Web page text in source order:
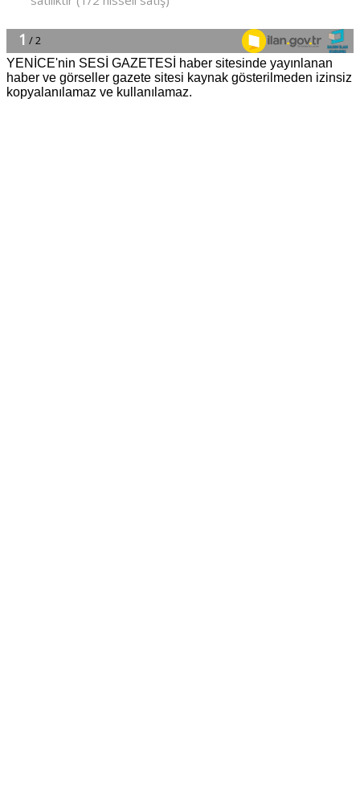
YENİCE'nin SESİ GAZETESİ haber sitesinde yayınlanan
haber ve görseller gazete sitesi kaynak gösterilmeden izinsiz
kopyalanılamaz ve kullanılamaz.